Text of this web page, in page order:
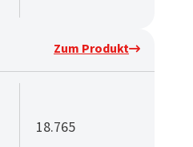
Zum Produkt
18.765